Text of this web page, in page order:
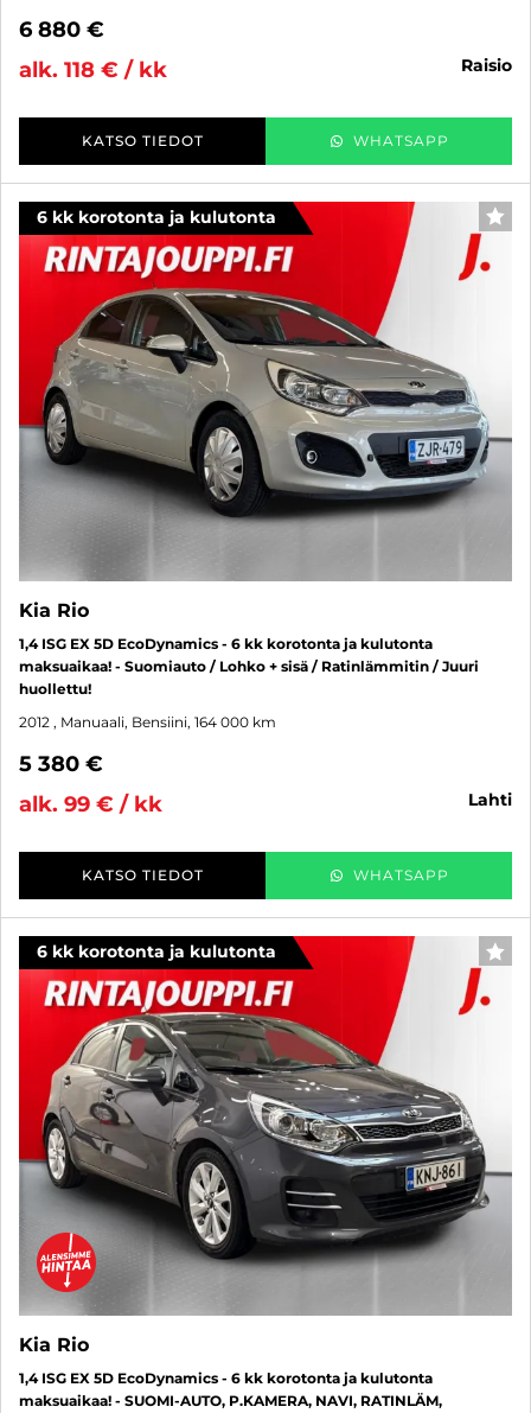
6 880 €
alk. 118 € / kk
raisio
KATSO TIEDOT WHATSAPP
6 kk korotonta ja kulutonta
Kia Rio
1,4 ISG EX 5D EcoDynamics - 6 kk korotonta ja kulutonta
maksuaikaa! - Suomiauto / Lohko + sisä / Ratinlämmitin / Juuri
huollettu!
2012 , Manuaali, Bensiini, 164 000 km
5 380 €
alk. 99 € / kk
lahti
KATSO TIEDOT WHATSAPP
6 kk korotonta ja kulutonta
Kia Rio
1,4 ISG EX 5D EcoDynamics - 6 kk korotonta ja kulutonta
maksuaikaa! - SUOMI-AUTO, P.KAMERA, NAVI, RATINLÄM,